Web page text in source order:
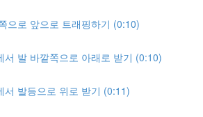
으로 앞으로 트래핑하기 (0:10)
서 발 바깥쪽으로 아래로 받기 (0:10)
서 발등으로 위로 받기 (0:11)